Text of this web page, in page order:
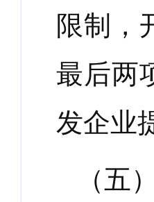
限制，
最后两
发企业
（五